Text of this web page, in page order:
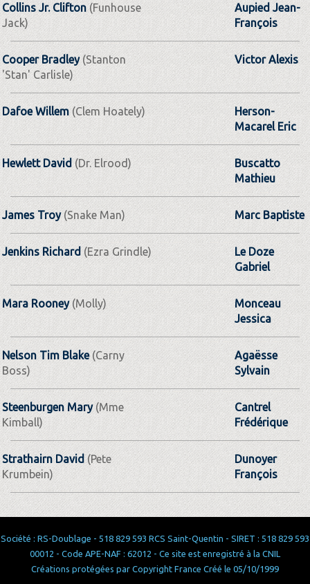
Collins Jr. Clifton(Funhouse
Jack)
Aupied Jean-
François
Cooper Bradley(Stanton
'Stan' Carlisle)
Victor Alexis
Dafoe Willem(Clem Hoately)
Herson-
Macarel Eric
Hewlett David(Dr. Elrood)
Buscatto
Mathieu
James Troy(Snake Man) Marc Baptiste
Jenkins Richard (Ezra Grindle)
Le Doze
Gabriel
Mara Rooney(Molly)
Monceau
Jessica
Nelson Tim Blake(Carny
Boss)
Agaësse
Sylvain
Steenburgen Mary(Mme
Kimball)
Cantrel
Frédérique
Strathairn David(Pete
Krumbein)
Dunoyer
François
Société : RS-Doublage - 518 829 593 RCS Saint-Quentin - SIRET : 518 829 593
00012 - Code APE-NAF : 62012 - Ce site est enregistré à la CNIL
Créations protégées par Copyright France Créé le 05/10/1999